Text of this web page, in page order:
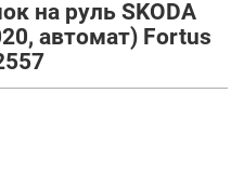
на руль SKODA
автомат) Fortus